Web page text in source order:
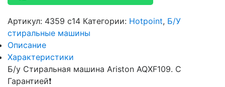
Артикул: 4359 c14 Категории: Hotpoint, Б/У
стиральные машины
Описание
Характеристики
Б/у Стиральная машина Ariston AQXF109. С
Гарантией❗